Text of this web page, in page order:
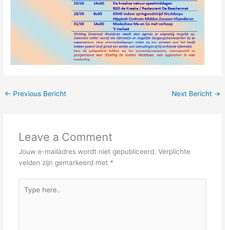
← Previous Bericht Next Bericht →
Leave a Comment
Jouw e-mailadres wordt niet gepubliceerd. Verplichte
velden zijn gemarkeerd met *
here..